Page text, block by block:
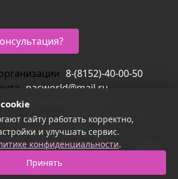
сайту работать корректно,
и улучшать сервис.
конфиденциальности.
Принять
8-(8152)-40-00-50
pacworld@mail.ru
m.mirupakovki@mail.ru
8-(8152)-40-00-60
mirupak2016@mail.ru
vk.com/mirupakovki51
Web-studio-51